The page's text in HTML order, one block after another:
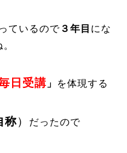
ているので ３年目 にな
日受講 」 を体現する
称） だったので